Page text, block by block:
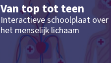
Van top tot teen
Interactieve schoolplaat over
het menselijk lichaam